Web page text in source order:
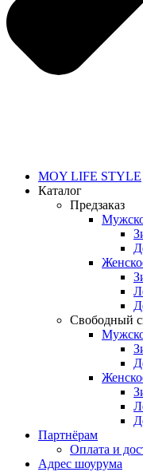
MOY LIFE STYLE
Каталог
Предзаказ
Свободный
Партнёрам
Оплата и
Адрес шоурума